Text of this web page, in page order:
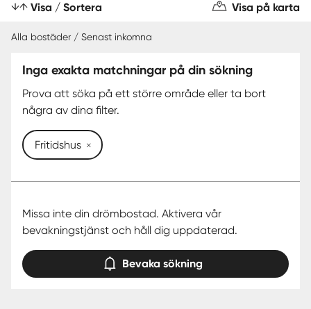
Visa / Sortera Visa på karta
Alla bostäder / Senast inkomna
Inga exakta matchningar på din sökning
Prova att söka på ett större område eller ta bort
några av dina filter.
Fritidshus
Missa inte din drömbostad. Aktivera vår
bevakningstjänst och håll dig uppdaterad.
Bevaka sökning